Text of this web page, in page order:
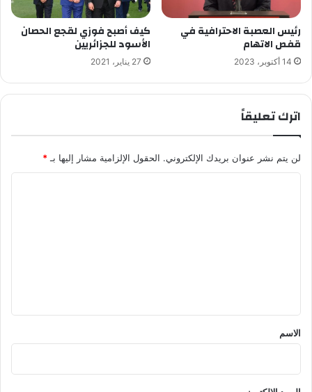
رئيس العصبة الاحترافية في
قفص الاتهام
14 أكتوبر، 2023
كيف أصبح فوزي لقجع الحصان
الأسود للجزائريين
27 يناير، 2021
اترك تعليقاً
لن يتم نشر عنوان بريدك الإلكتروني. الحقول الإلزامية مشار إليها بـ*
*
الاسم